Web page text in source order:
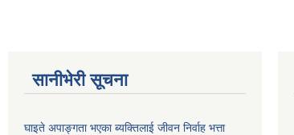
सानीभेरी सूचना
घाइते अपाङ्गता भएका ब्यक्तिलाई जीवन निर्वाह भत्ता